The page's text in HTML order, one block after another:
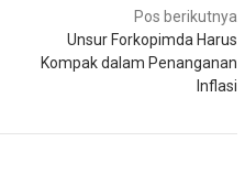
Pos berikutnya
Unsur Forkopimda Harus
Kompak dalam Penanganan
Inflasi